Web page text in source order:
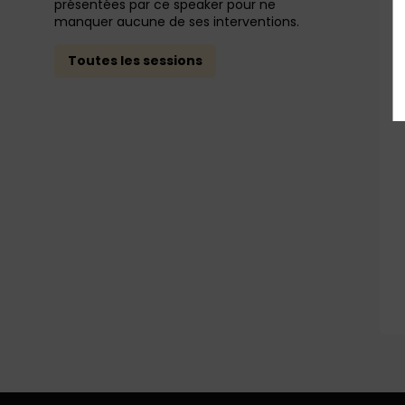
présentées par ce speaker pour ne
manquer aucune de ses interventions.
Toutes les sessions